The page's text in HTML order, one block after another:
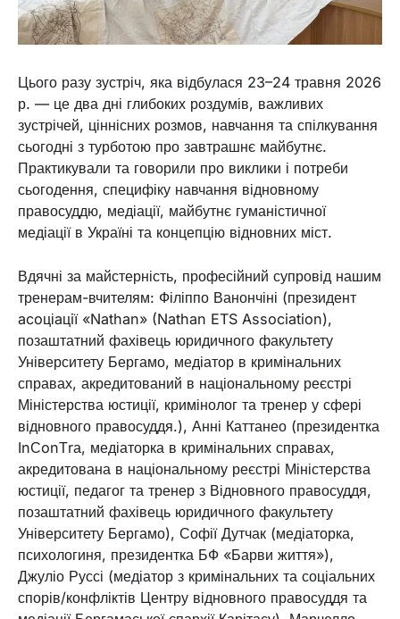
Цього разу зустріч, яка відбулася 23–24 травня 2026
р. — це два дні глибоких роздумів, важливих
зустрічей, ціннісних розмов, навчання та спілкування
сьогодні з турботою про завтрашнє майбутнє.
Практикували та говорили про виклики і потреби
сьогодення, специфіку навчання відновному
правосуддю, медіації, майбутнє гуманістичної
медіації в Україні та концепцію відновних міст.
Вдячні за майстерність, професійний супровід нашим
тренерам-вчителям: Філіппо Ванончіні (президент
acoціaцiї «Nathan» (Nathan ETS Association),
позаштатний фахівець юридичного факультету
Університету Бергамо, медіатор в кримінальних
справах, акредитований в національному реєстрі
Міністерства юстиції, кримінолог та тренер у сфері
відновного правосуддя.), Анні Каттанео (президентка
InСonТrа, медіаторка в кримінальних справах,
акредитована в національному реєстрі Міністерства
юстиції, педагог та тренер з Відновного правосуддя,
позаштатний фахівець юридичного факультету
Університету Бергамо), Софії Дутчак (медіаторка,
психологиня, президентка БФ «Барви життя»),
Джуліо Руссі (медіатор з кримінальних та соціальних
спорів/конфліктів Центру відновного правосуддя та